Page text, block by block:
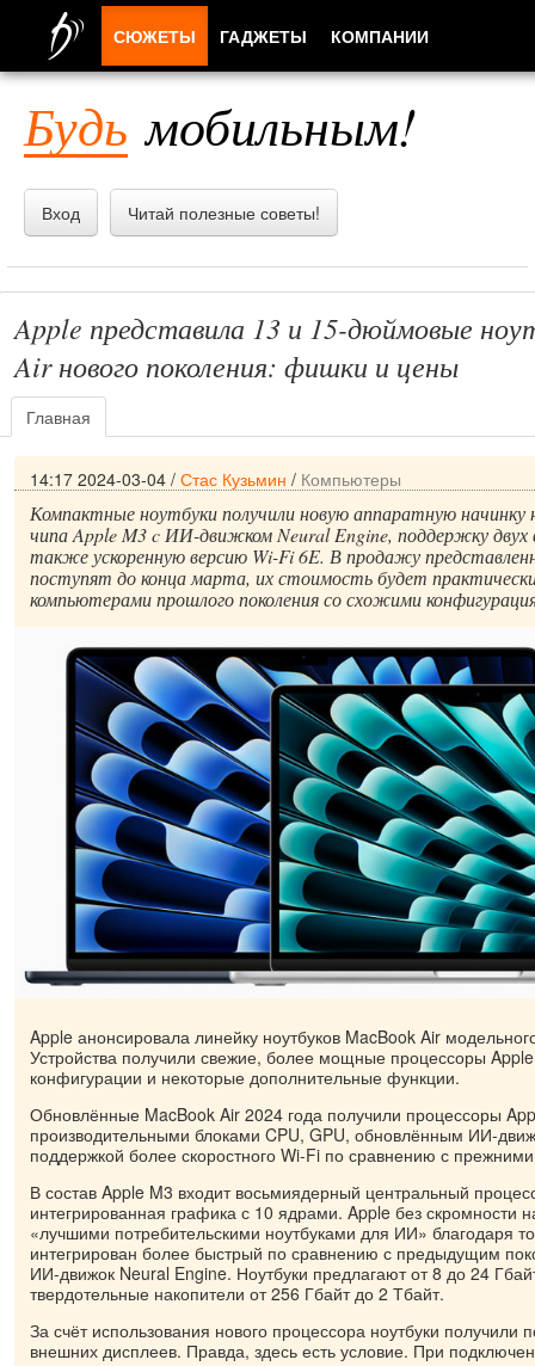
Будь мобильным!
Вход Читай полезные советы!
Apple представила 13 и 15-дюймовые
Air нового поколения: фишки и цены
Главная
14:17 2024-03-04 / Стас Кузьмин / Компьютеры
Компактные ноутбуки получили новую аппаратную начинку
чипа Apple M3 c ИИ-движком Neural Engine, поддержку двух
также ускоренную версию Wi-Fi 6E. В продажу
поступят до конца марта, их стоимость будет
компьютерами прошлого поколения со схожими
Apple анонсировала линейку ноутбуков MacBook Air
Устройства получили свежие, более мощные процессоры
конфигурации и некоторые дополнительные функции.
Обновлённые MacBook Air 2024 года получили процессоры
производительными блоками CPU, GPU, обновлённым ИИ-
поддержкой более скоростного Wi-Fi по сравнению с
В состав Apple M3 входит восьмиядерный центральный
интегрированная графика с 10 ядрами. Apple без скромности
«лучшими потребительскими ноутбуками для ИИ» благодаря
интегрирован более быстрый по сравнению с предыдущим
ИИ-движок Neural Engine. Ноутбуки предлагают от 8 до 24
твердотельные накопители от 256 Гбайт до 2 Тбайт.
За счёт использования нового процессора ноутбуки получили
внешних дисплеев. Правда, здесь есть условие. При
СЮЖЕТЫ ГАДЖЕТЫ КОМПАНИИ
ПРИЛОЖЕНИЯ